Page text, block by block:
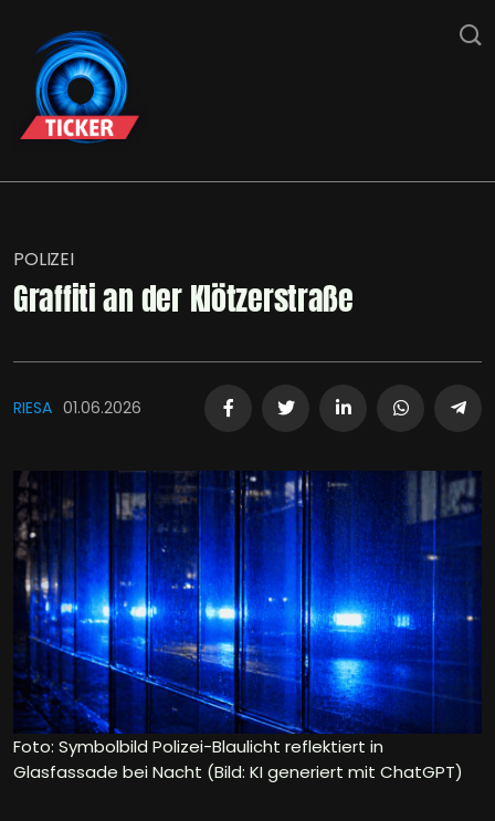
POLIZEI
Graffiti an der Klötzerstraße
RIESA 01.06.2026
Foto: Symbolbild Polizei-Blaulicht reflektiert in
Glasfassade bei Nacht (Bild: KI generiert mit ChatGPT)